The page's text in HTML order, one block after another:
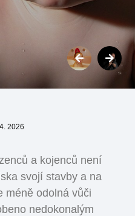
2026
a kojenců není
svojí stavby a na
méně odolná vůči
nedokonalým